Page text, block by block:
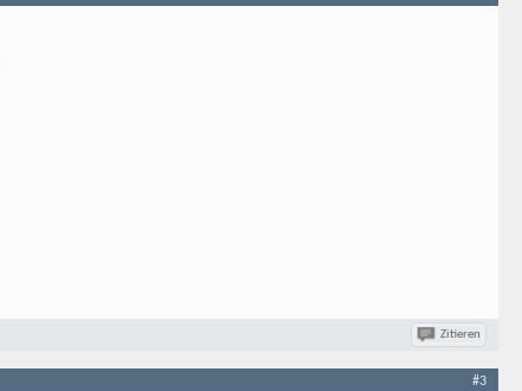
Zitieren
#3